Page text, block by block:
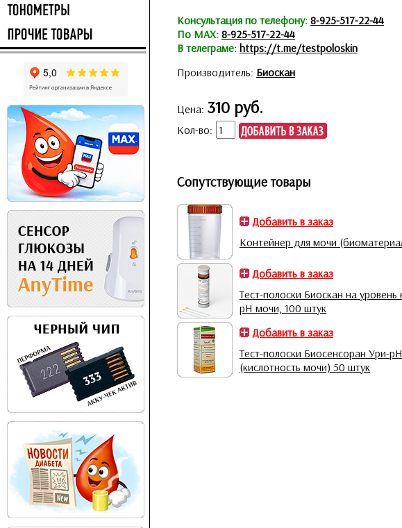
Консультация по телефону: 8-925-517-22-44
По MAX: 8-925-517-22-44
В телеграме: https://t.me/testpoloskin
Производитель: Биоскан
Цена: 310 руб.
Кол-во:
Сопутствующие товары
Добавить в заказ
Контейнер для мочи
Добавить в заказ
Тест-полоски Биоскан на уровень
pH мочи, 100 штук
Добавить в заказ
Тест-полоски Биосенсоран Ури-pH
(кислотность мочи) 50 штук